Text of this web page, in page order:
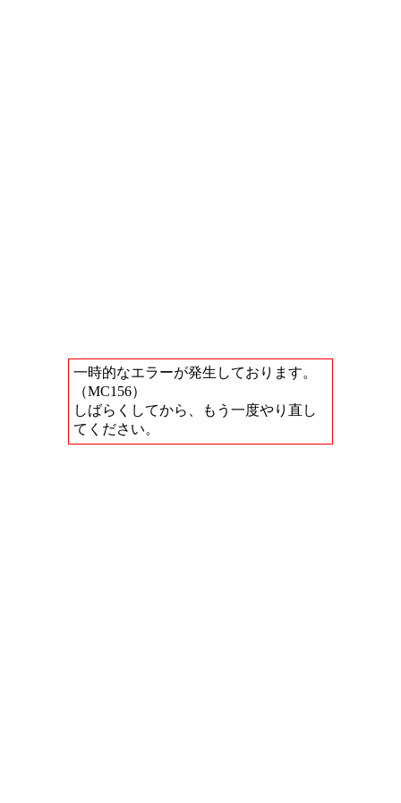
一時的なエラーが発生しております。
（MC156）
しばらくしてから、もう一度やり直し
てください。